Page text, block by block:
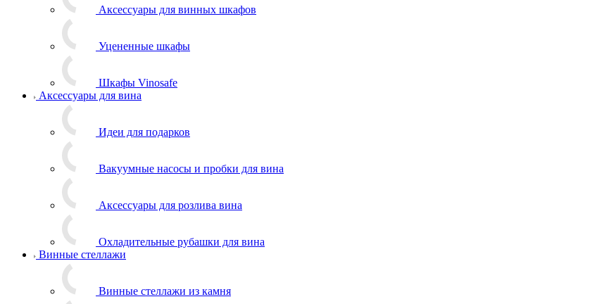
Аксессуары для винных шкафов
Уцененные шкафы
Шкафы Vinosafe
Аксессуары для вина
Идеи для подарков
Вакуумные насосы и пробки для вина
Аксессуары для розлива вина
Охладительные рубашки для вина
Винные стеллажи
Винные стеллажи из камня